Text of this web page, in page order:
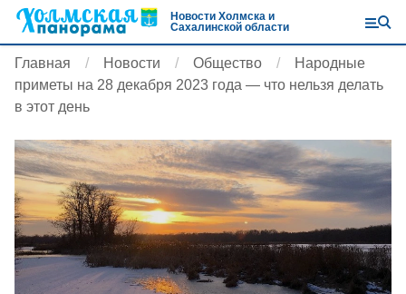
Новости Холмска и
Сахалинской области
Главная Новости Общество
Народные
приметы на 28 декабря 2023 года — что нельзя делать
в этот день